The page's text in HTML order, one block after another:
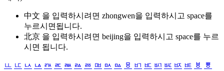
中文 을 입력하시려면 zhongwen을 입력하시고 space를
누르시면됩니다.
北京 을 입력하시려면 beijing을 입력하시고 space를 누르
시면 됩니다.
ㅥ ㅦ ㅧ ㅨ ㅩ ㅪ ㅫ ㅬ ㅭ ㅮ ㅯ ㅰ ㅱ ㅲ ㅳ ㅴ ㅵ ㅶ ㅷ ㅸ
ㅹ